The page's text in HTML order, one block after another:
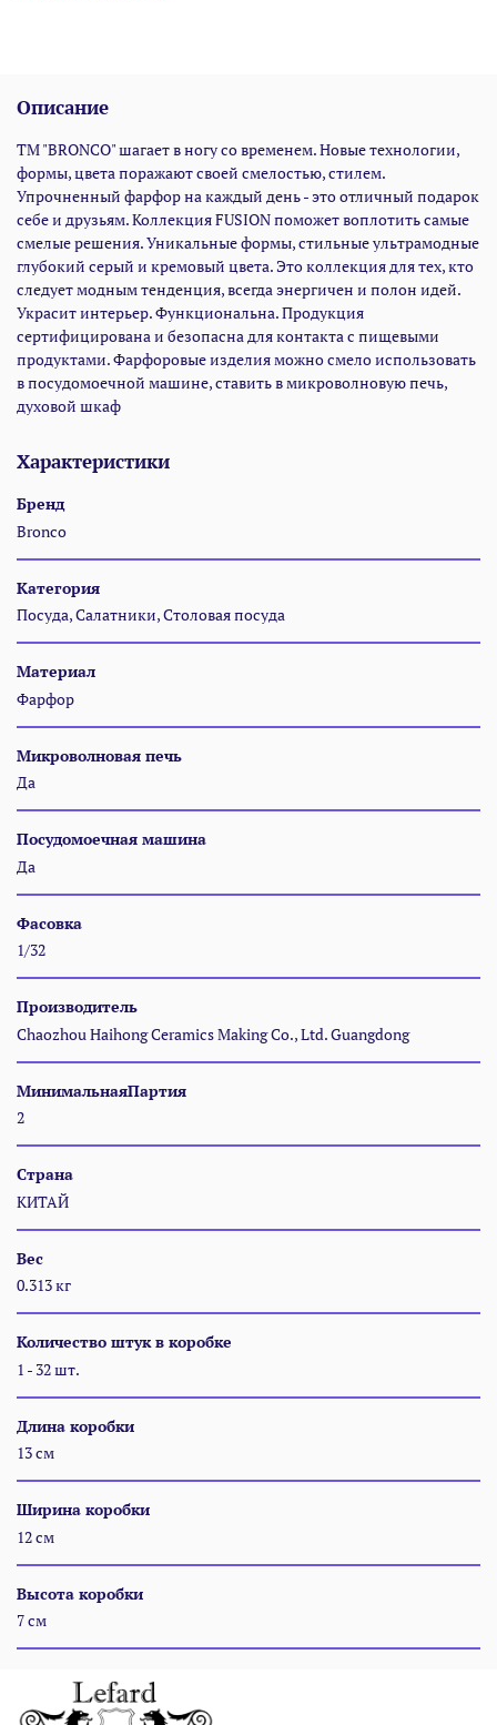
Описание
ТМ "BRONCO" шагает в ногу со временем. Новые технологии,
формы, цвета поражают своей смелостью, стилем.
Упрочненный фарфор на каждый день - это отличный подарок
себе и друзьям. Коллекция FUSION поможет воплотить самые
смелые решения. Уникальные формы, стильные ультрамодные
глубокий серый и кремовый цвета. Это коллекция для тех, кто
следует модным тенденция, всегда энергичен и полон идей.
Украсит интерьер. Функциональна. Продукция
сертифицирована и безопасна для контакта с пищевыми
продуктами. Фарфоровые изделия можно смело использовать
в посудомоечной машине, ставить в микроволновую печь,
духовой шкаф
Характеристики
Бренд
Bronco
Категория
Посуда, Салатники, Столовая посуда
Материал
Фарфор
Микроволновая печь
Да
Посудомоечная машина
Да
Фасовка
1/32
Производитель
Chaozhou Haihong Ceramics Making Co., Ltd. Guangdong
МинимальнаяПартия
2
Страна
КИТАЙ
Вес
0.313 кг
Количество штук в коробке
1 - 32 шт.
Длина коробки
13 см
Ширина коробки
12 см
Высота коробки
7 см